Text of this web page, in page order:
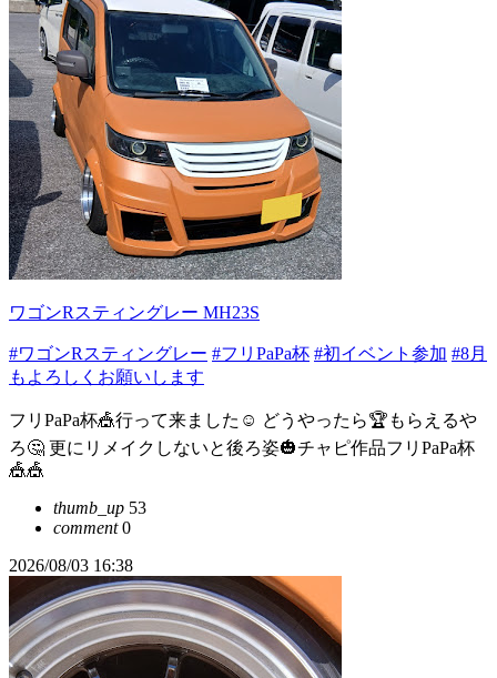
ワゴンRスティングレー MH23S
#ワゴンRスティングレー #フリPaPa杯 #初イベント参加 #8月
もよろしくお願いします
フリPaPa杯🎪行って来ました☺ どうやったら🏆もらえるや
ろ🤔 更にリメイクしないと後ろ姿🎃チャピ作品フリPaPa杯
🎪🎪
thumb_up 53
comment0
2026/08/03 16:38